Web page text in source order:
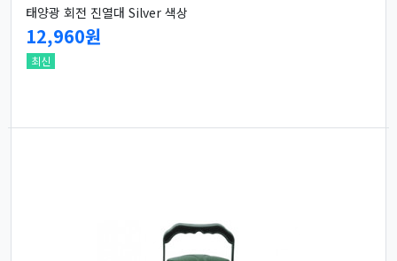
태양광 회전 진열대 Silver 색상
12,960원
최신